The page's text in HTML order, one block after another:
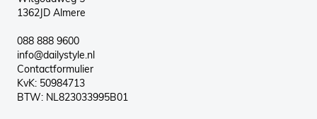
1362JD Almere
088 888 9600
info@dailystyle.nl
Contactformulier
KvK: 50984713
BTW: NL823033995B01